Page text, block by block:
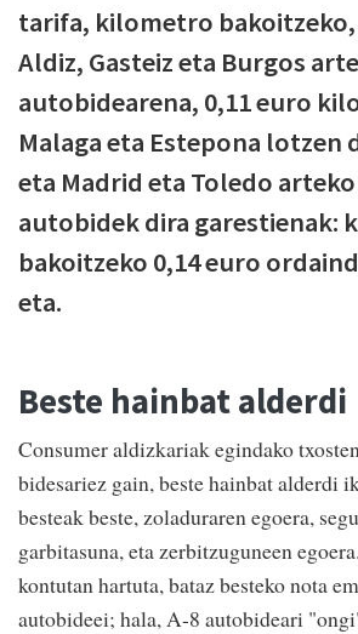
tarifa, kilometro bakoitzeko,
Aldiz, Gasteiz eta Burgos
autobidearena, 0,11 euro
Malaga eta Estepona lotzen
eta Madrid eta Toledo arteko
autobidek dira garestienak:
bakoitzeko 0,14 euro
eta.
Beste hainbat alderdi
Consumer aldizkariak egindako
bidesariez gain, beste hainbat alderdi
besteak beste, zoladuraren egoera,
garbitasuna, eta zerbitzuguneen
kontutan hartuta, bataz besteko nota
autobideei; hala, A-8 autobideari